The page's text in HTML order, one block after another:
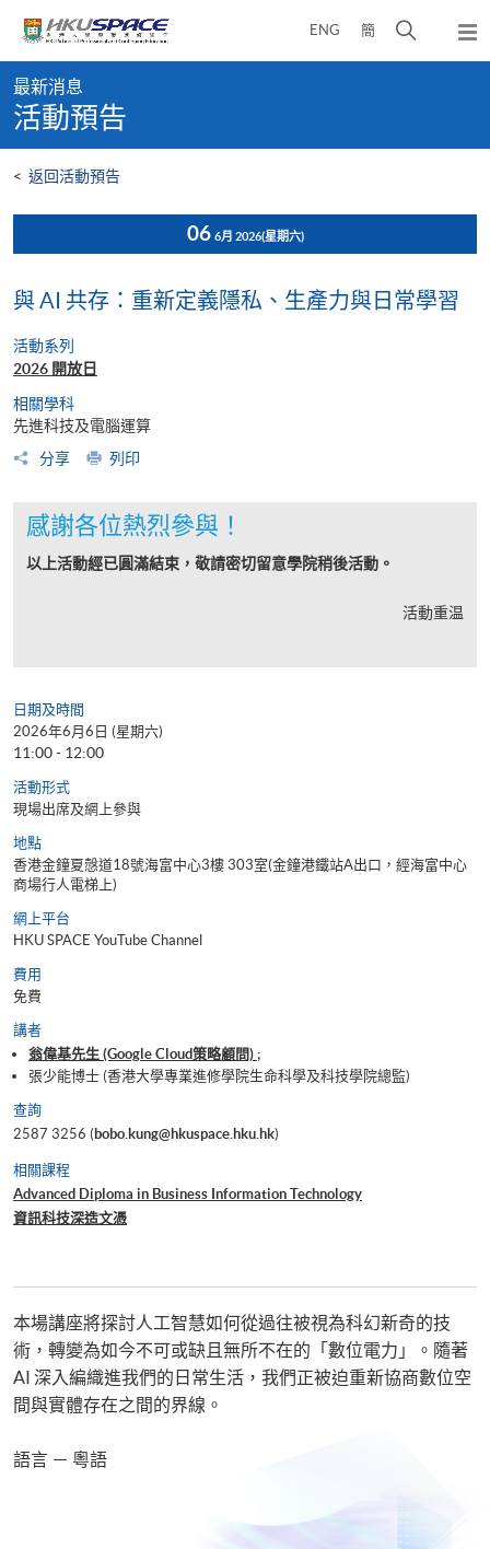
content
ENG 簡
開
彈
出
content
start
最新消息
活動預告
< 返回活動預告
06 6月 2026(星期六)
與 AI 共存：重新定義隱私、生產力與日常學習
活動系列
2026 開放日
相關學科
先進科技及電腦運算
分享
列印
感謝各位熱烈參與！
以上活動經已圓滿結束，敬請密切留意學院稍後活動。
活動重温
日期及時間
2026年6月6日 (星期六)
11:00 - 12:00
活動形式
現場出席及網上參與
地點
香港金鐘夏慤道18號海富中心3樓 303室(金鐘港鐵站A出口，經海富中心
商場行人電梯上)
網上平台
HKU SPACE YouTube Channel
費用
免費
講者
翁偉基先生 (Google Cloud策略顧問) ;
張少能博士 (香港大學專業進修學院生命科學及科技學院總監)
查詢
2587 3256 (bobo.kung@hkuspace.hku.hk)
相關課程
Advanced Diploma in Business Information Technology
資訊科技深造文憑
本場講座將探討人工智慧如何從過往被視為科幻新奇的技
術，轉變為如今不可或缺且無所不在的「數位電力」。隨著
AI 深入編織進我們的日常生活，我們正被迫重新協商數位空
間與實體存在之間的界線。
語言 － 粵語